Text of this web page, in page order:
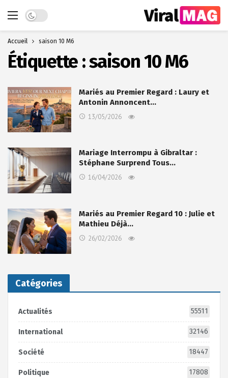
Dark mode
Accueil saison 10 M6
Étiquette :saison 10 M6
Mariés au Premier Regard : Laury et
Antonin Annoncent…
13/05/2026
Mariage Interrompu à Gibraltar :
Stéphane Surprend Tous…
16/04/2026
Mariés au Premier Regard 10 : Julie et
Mathieu Déjà…
26/02/2026
Catégories
Actualités 55511
International 32146
Société 18447
Politique 17808